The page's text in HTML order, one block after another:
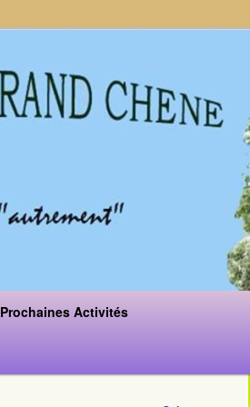
Prochaines Activités